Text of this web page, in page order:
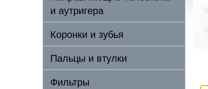
и аутригера
Коронки и зубья
Пальцы и втулки
Фильтры